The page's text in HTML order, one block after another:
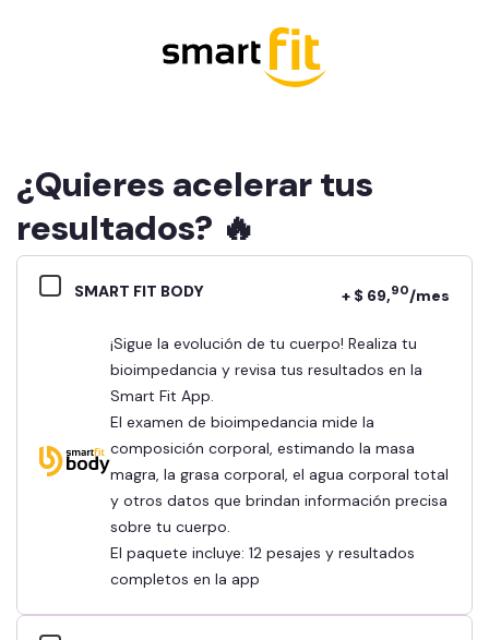
¿Quieres acelerar tus
resultados? 🔥
SMART FIT BODY + $ 69,90/mes
¡Sigue la evolución de tu cuerpo! Realiza tu
bioimpedancia y revisa tus resultados en la
Smart Fit App.
El examen de bioimpedancia mide la
composición corporal, estimando la masa
magra, la grasa corporal, el agua corporal total
y otros datos que brindan información precisa
sobre tu cuerpo.
El paquete incluye: 12 pesajes y resultados
completos en la app